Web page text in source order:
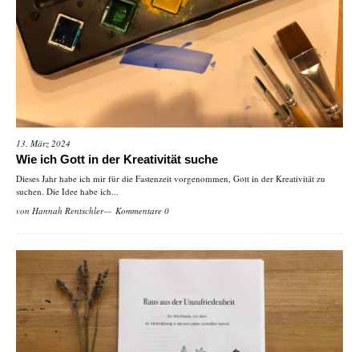
13. März 2024
Wie ich Gott in der Kreativität suche
Dieses Jahr habe ich mir für die Fastenzeit vorgenommen, Gott in der Kreativität zu
suchen. Die Idee habe ich...
von Hannah Rentschler Kommentare 0